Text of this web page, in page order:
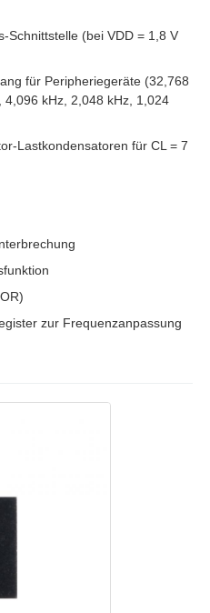
Schnittstelle (bei VDD = 1,8 V
für Peripheriegeräte (32,768
4,096 kHz, 2,048 kHz, 1,024
Lastkondensatoren für CL = 7
zur Frequenzanpassung